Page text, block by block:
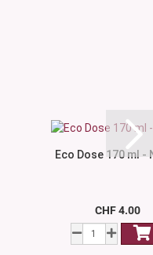
Eco Dose 170 ml -
CHF 4.00